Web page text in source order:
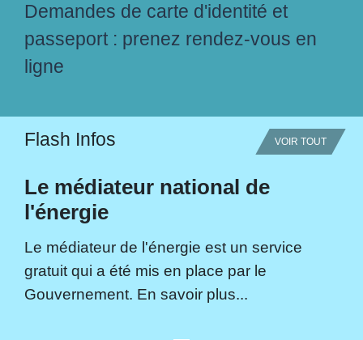
Demandes de carte d'identité et
passeport : prenez rendez-vous en
ligne
Flash Infos VOIR TOUT
Le médiateur national de
l'énergie
Le médiateur de l'énergie est un service
gratuit qui a été mis en place par le
Gouvernement. En savoir plus...